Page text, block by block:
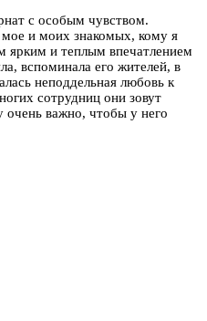
с особым чувством.
и моих знакомых, кому я
ярким и теплым впечатлением
вспоминала его жителей, в
неподдельная любовь к
сотрудниц они зовут
важно, чтобы у него